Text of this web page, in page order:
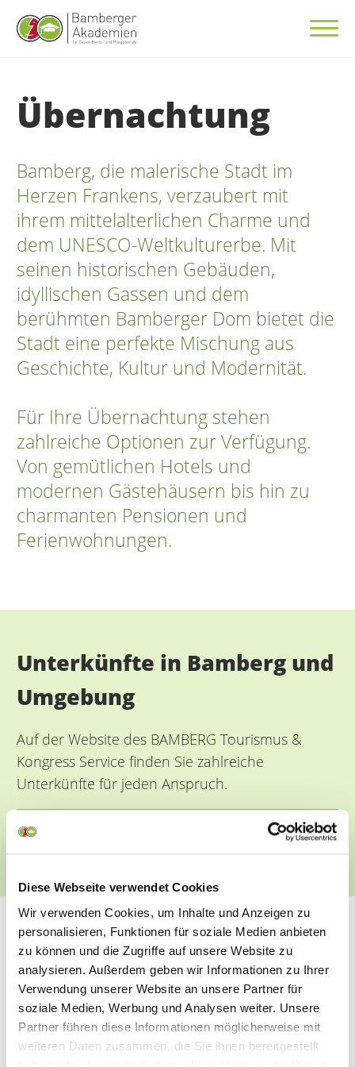
Diese Webseite verwendet Cookies
Wir verwenden Cookies, um Inhalte und Anzeigen zu
personalisieren, Funktionen für soziale Medien anbieten
zu können und die Zugriffe auf unsere Website zu
analysieren. Außerdem geben wir Informationen zu Ihrer
Verwendung unserer Website an unsere Partner für
soziale Medien, Werbung und Analysen weiter. Unsere
Partner führen diese Informationen möglicherweise mit
weiteren Daten zusammen, die Sie ihnen bereitgestellt
Übernachtung
Bamberg, die malerische Stadt im
Herzen Frankens, verzaubert mit
ihrem mittelalterlichen Charme und
dem UNESCO-Weltkulturerbe. Mit
seinen historischen Gebäuden,
idyllischen Gassen und dem
berühmten Bamberger Dom bietet die
Stadt eine perfekte Mischung aus
Geschichte, Kultur und Modernität.
Für Ihre Übernachtung stehen
zahlreiche Optionen zur Verfügung.
Von gemütlichen Hotels und
modernen Gästehäusern bis hin zu
charmanten Pensionen und
Ferienwohnungen.
Unterkünfte in Bamberg und
Umgebung
Auf der Website des BAMBERG Tourismus &
Kongress Service finden Sie zahlreiche
Unterkünfte für jeden Anspruch.
Erreichbarkeit der
Bamberger Akademien
Die Bamberger Akademien sind sowohl mit
öffentlichen Verkehrsmitteln als auch mit dem